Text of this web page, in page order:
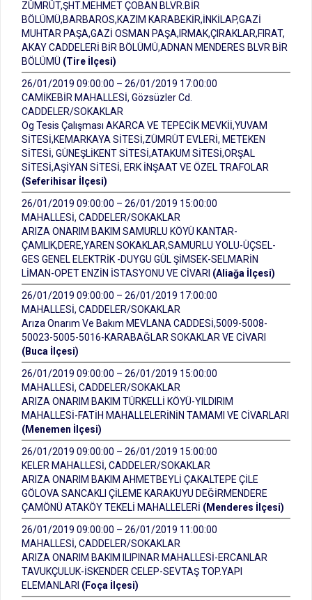
ZÜMRÜT,ŞHT.MEHMET ÇOBAN BLVR.BİR
BÖLÜMÜ,BARBAROS,KAZIM KARABEKİR,İNKİLAP,GAZİ
MUHTAR PAŞA,GAZİ OSMAN PAŞA,IRMAK,ÇIRAKLAR,FIRAT,
AKAY CADDELERİ BİR BÖLÜMÜ,ADNAN MENDERES BLVR BİR
BÖLÜMÜ (Tire İlçesi)
26/01/2019 09:00:00 – 26/01/2019 17:00:00
CAMİKEBİR MAHALLESİ, Gözsüzler Cd.
CADDELER/SOKAKLAR
Og Tesis Çalışması AKARCA VE TEPECİK MEVKİİ,YUVAM
SİTESİ,KEMARKAYA SİTESİ,ZÜMRÜT EVLERİ, METEKEN
SİTESİ, GÜNEŞLİKENT SİTESİ,ATAKUM SİTESİ,ORŞAL
SİTESİ,AŞİYAN SİTESİ, ERK İNŞAAT VE ÖZEL TRAFOLAR
(Seferihisar İlçesi)
26/01/2019 09:00:00 – 26/01/2019 15:00:00
MAHALLESİ, CADDELER/SOKAKLAR
ARIZA ONARIM BAKIM SAMURLU KÖYÜ KANTAR-
ÇAMLIK,DERE,YAREN SOKAKLAR,SAMURLU YOLU-ÜÇSEL-
GES GENEL ELEKTRİK -DUYGU GÜL ŞİMSEK-SELMARİN
LİMAN-OPET ENZİN İSTASYONU VE CİVARI (Aliağa İlçesi)
26/01/2019 09:00:00 – 26/01/2019 17:00:00
MAHALLESİ, CADDELER/SOKAKLAR
Arıza Onarım Ve Bakım MEVLANA CADDESİ,5009-5008-
50023-5005-5016-KARABAĞLAR SOKAKLAR VE CİVARI
(Buca İlçesi)
26/01/2019 09:00:00 – 26/01/2019 15:00:00
MAHALLESİ, CADDELER/SOKAKLAR
ARIZA ONARIM BAKIM TÜRKELLİ KÖYÜ-YILDIRIM
MAHALLESİ-FATİH MAHALLELERİNİN TAMAMI VE CİVARLARI
(Menemen İlçesi)
26/01/2019 09:00:00 – 26/01/2019 15:00:00
KELER MAHALLESİ, CADDELER/SOKAKLAR
ARIZA ONARIM BAKIM AHMETBEYLİ ÇAKALTEPE ÇİLE
GÖLOVA SANCAKLI ÇİLEME KARAKUYU DEĞİRMENDERE
ÇAMÖNÜ ATAKÖY TEKELİ MAHALLELERİ (Menderes İlçesi)
26/01/2019 09:00:00 – 26/01/2019 11:00:00
MAHALLESİ, CADDELER/SOKAKLAR
ARIZA ONARIM BAKIM ILIPINAR MAHALLESİ-ERCANLAR
TAVUKÇULUK-İSKENDER CELEP-SEVTAŞ TOP.YAPI
ELEMANLARI (Foça İlçesi)